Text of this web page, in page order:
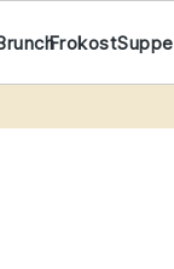
FrokostSuppe